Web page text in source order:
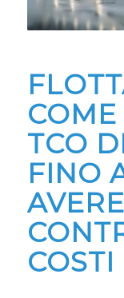
TCO
FINO
COSTI